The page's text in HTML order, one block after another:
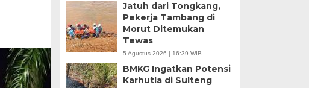
Jatuh dari Tongkang,
Pekerja Tambang di
Morut Ditemukan
Tewas
5 Agustus 2026 | 16:39 WIB
BMKG Ingatkan Potensi
Karhutla di Sulteng